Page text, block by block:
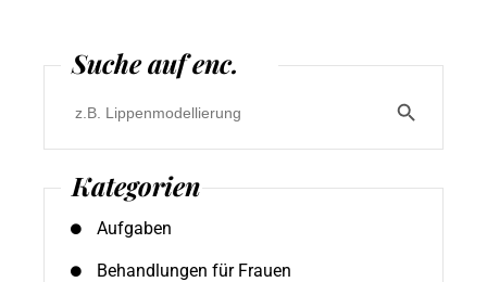
Suche auf enc.
for:
Kategorien
Aufgaben
Behandlungen für Frauen